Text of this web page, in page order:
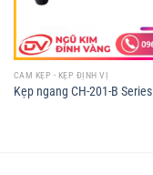
CAM KẸP - KẸP ĐỊNH VỊ
Kẹp ngang CH-201-B Series